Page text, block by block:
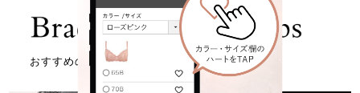
おすすめの記事はこちら